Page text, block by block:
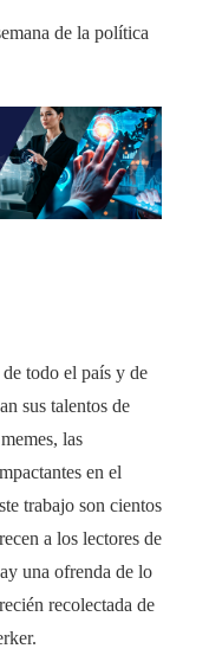
todo el país y de
sus talentos de
las
en el
trabajo son cientos
a los lectores de
una ofrenda de lo
recolectada de